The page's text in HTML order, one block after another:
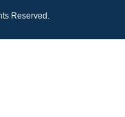
Reserved.